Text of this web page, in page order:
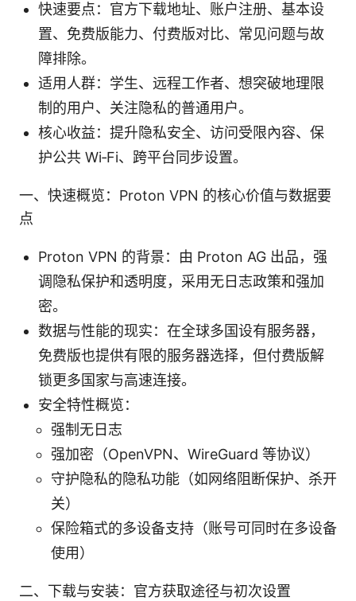
快速要点：官方下载地址、账户注册、基本设
置、免费版能力、付费版对比、常见问题与故
障排除。
适用人群：学生、远程工作者、想突破地理限
制的用户、关注隐私的普通用户。
核心收益：提升隐私安全、访问受限內容、保
护公共 Wi‑Fi、跨平台同步设置。
一、快速概览：Proton VPN 的核心价值与数据要
点
Proton VPN 的背景：由 Proton AG 出品，强
调隐私保护和透明度，采用无日志政策和强加
密。
数据与性能的现实：在全球多国设有服务器，
免费版也提供有限的服务器选择，但付费版解
锁更多国家与高速连接。
安全特性概览：
强制无日志
强加密（OpenVPN、WireGuard 等协议）
守护隐私的隐私功能（如网络阻断保护、杀开
关）
保险箱式的多设备支持（账号可同时在多设备
使用）
二、下载与安装：官方获取途径与初次设置